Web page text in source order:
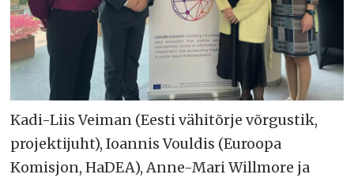
Kadi-Liis Veiman (Eesti vähitõrje võrgustik,
projektijuht), Ioannis Vouldis (Euroopa
Komisjon, HaDEA), Anne-Mari Willmore ja